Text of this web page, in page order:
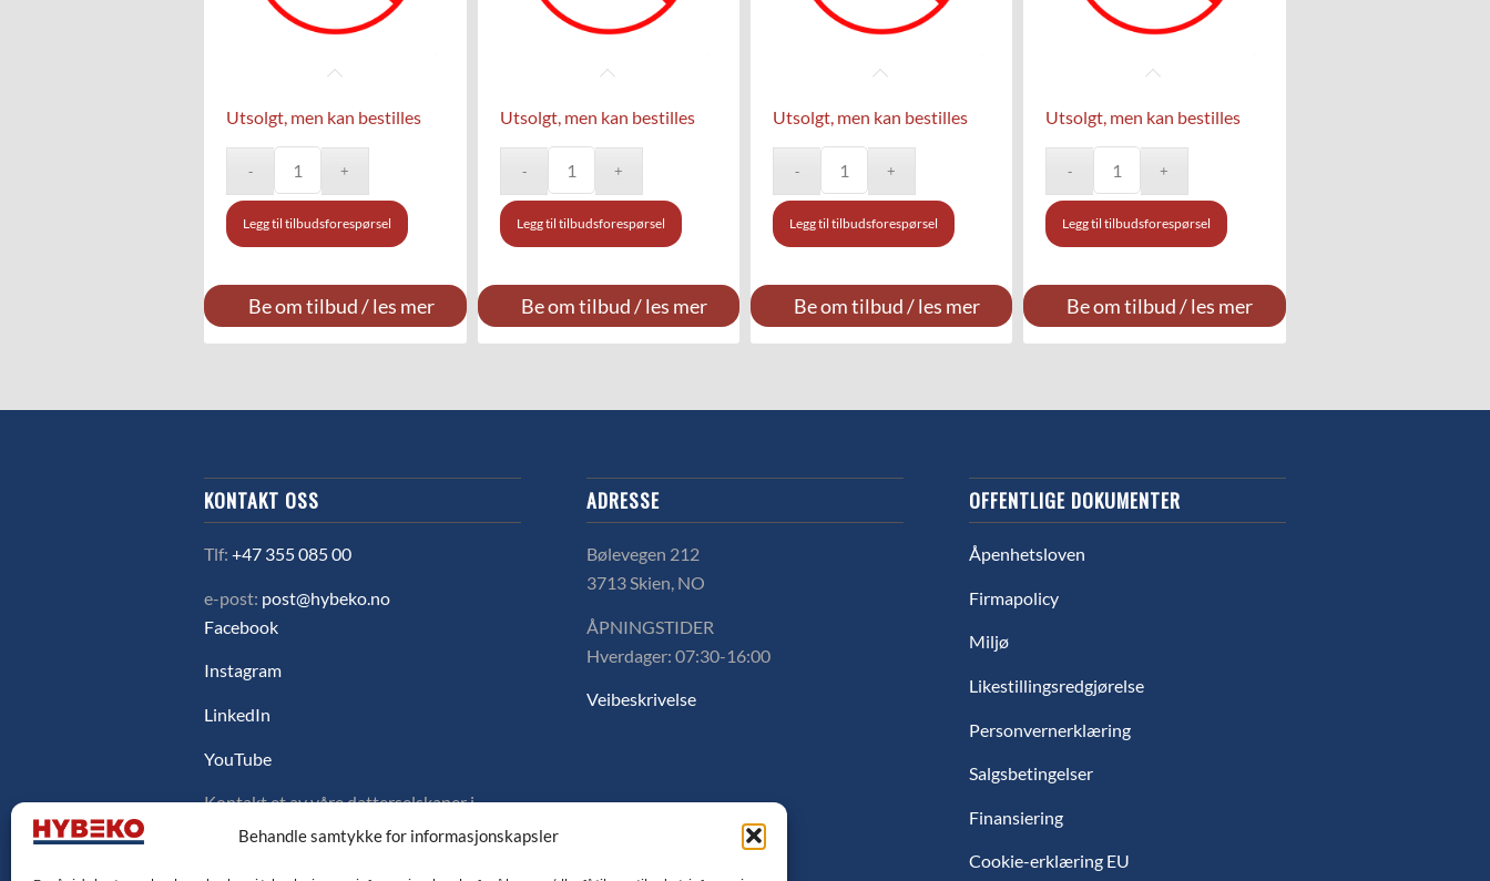
Behandle samtykke for informasjonskapsler
Utsolgt, men kan bestilles
Legg til tilbudsforespørsel
Be om tilbud / les mer
Utsolgt, men kan bestilles
Legg til tilbudsforespørsel
Be om tilbud / les mer
Utsolgt, men kan bestilles
Legg til tilbudsforespørsel
Be om tilbud / les mer
Utsolgt, men kan bestilles
Legg til tilbudsforespørsel
Be om tilbud / les mer
KONTAKT OSS
Tlf:+47 355 085 00
e-post: post@hybeko.no
Facebook
Instagram
LinkedIn
YouTube
Kontakt et av våre datterselskaper i
Sverige, Danmark eller Finland ved å
ADRESSE
Bølevegen 212
3713 Skien, NO
ÅPNINGSTIDER
Hverdager: 07:30-16:00
Veibeskrivelse
OFFENTLIGE DOKUMENTER
Åpenhetsloven
Firmapolicy
Miljø
Likestillingsredgjørelse
Personvernerklæring
Salgsbetingelser
Finansiering
Cookie-erklæring EU